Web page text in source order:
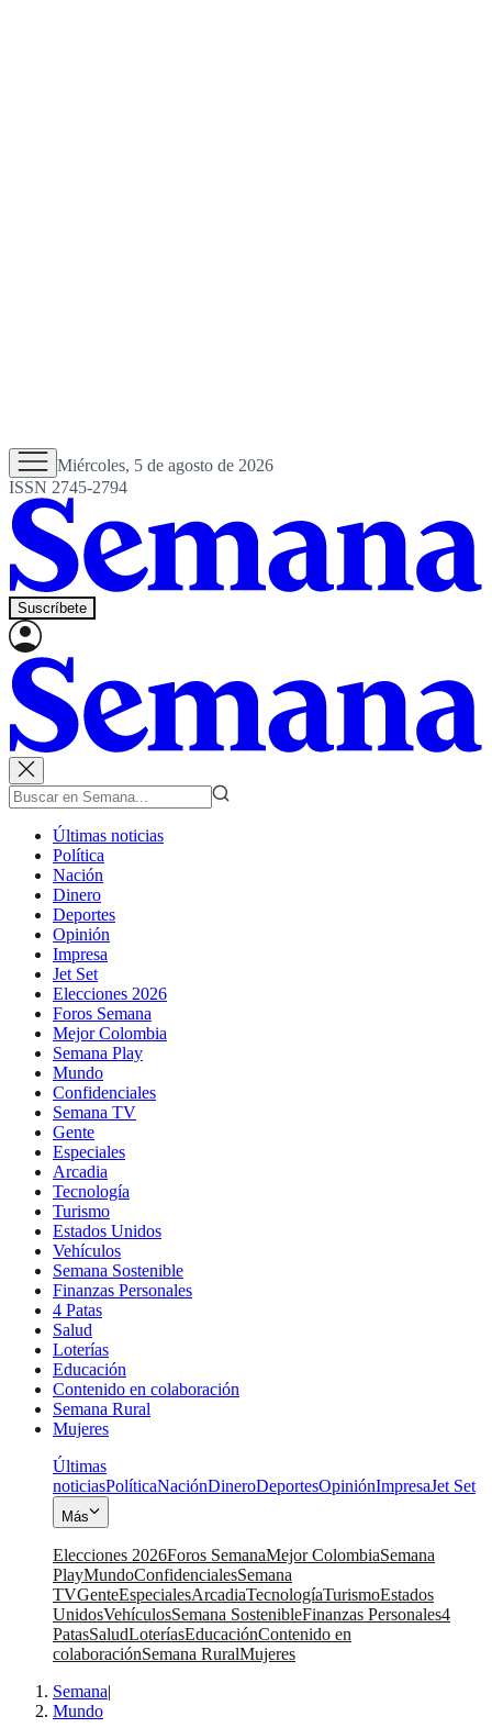
Miércoles, 5 de agosto de 2026
ISSN 2745-2794
Suscríbete
Últimas noticias
Política
Nación
Dinero
Deportes
Opinión
Impresa
Jet Set
Elecciones 2026
Foros Semana
Mejor Colombia
Semana Play
Mundo
Confidenciales
Semana TV
Gente
Especiales
Arcadia
Tecnología
Turismo
Estados Unidos
Vehículos
Semana Sostenible
Finanzas Personales
4 Patas
Salud
Loterías
Educación
Contenido en colaboración
Semana Rural
Mujeres
Últimas
noticiasPolíticaNaciónDineroDeportesOpiniónImpresaJet Set
Más
Elecciones 2026Foros SemanaMejor ColombiaSemana
PlayMundoConfidencialesSemana
TVGenteEspecialesArcadiaTecnologíaTurismoEstados
UnidosVehículosSemana SostenibleFinanzas Personales4
PatasSaludLoteríasEducaciónContenido en
colaboraciónSemana RuralMujeres
Semana|
Mundo